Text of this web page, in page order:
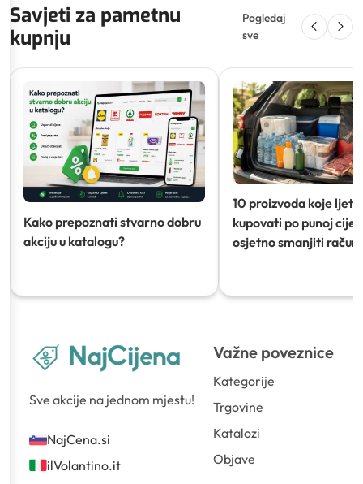
Savjeti za pametnu
kupnju
Pogledaj
sve
Kako prepoznati stvarno dobru
akciju u katalogu?
10 proizvoda koje ljeti
kupovati po punoj
osjetno smanjiti račun)
Sve akcije na jednom mjestu!
NajCena.si
ilVolantino.it
Važne poveznice
Kategorije
Trgovine
Katalozi
Objave